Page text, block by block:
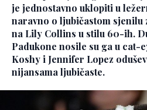
je jednostavno uklopiti u
naravno o ljubičastom sjenilu
na Lily Collins u stilu 60-ih.
Padukone nosile su ga u cat-
Koshy i Jennifer Lopez
nijansama ljubičaste.